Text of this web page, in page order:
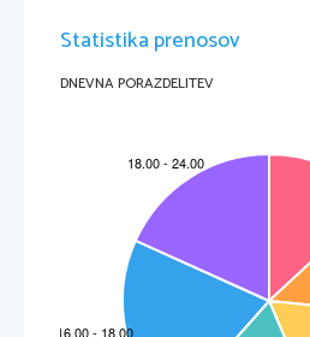
Statistika prenosov
DNEVNA PORAZDELITEV